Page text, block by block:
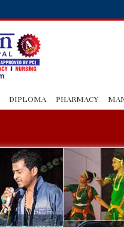
DIPLOMA PHARMACY